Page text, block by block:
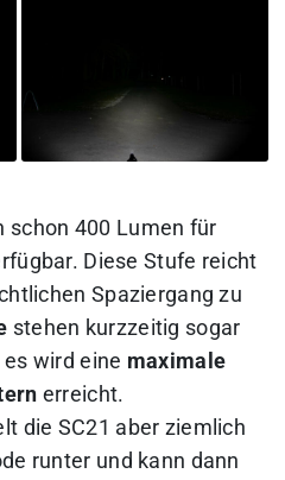
schon 400 Lumen für
Diese Stufe reicht
Spaziergang zu
stehen kurzzeitig sogar
wird eine maximale
erreicht.
die SC21 aber ziemlich
runter und kann dann